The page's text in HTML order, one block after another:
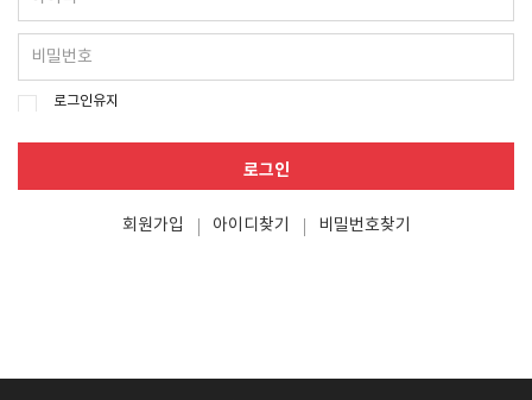
로그인유지
로그인
회원가입 아이디찾기 비밀번호찾기